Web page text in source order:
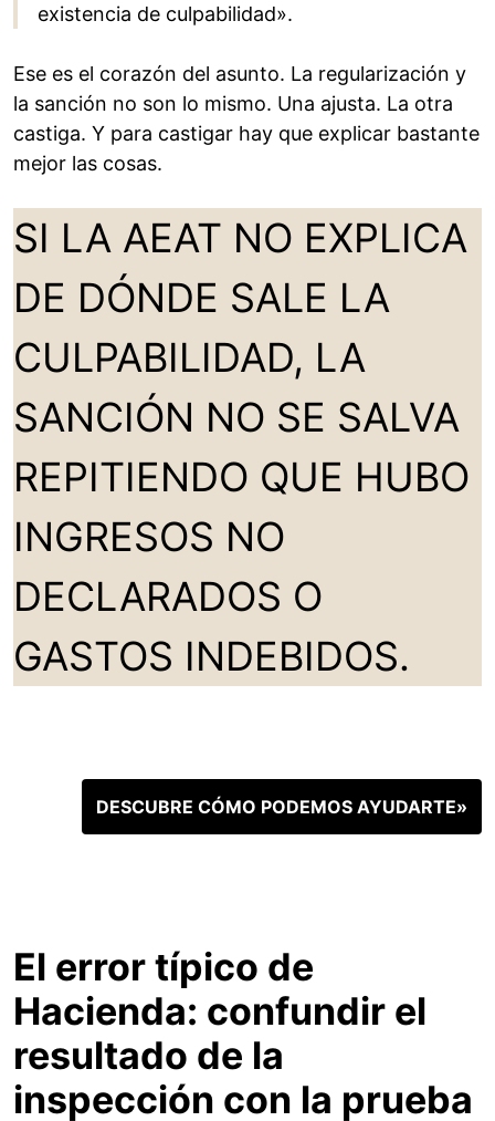
existencia de culpabilidad».
Ese es el corazón del asunto. La regularización y
la sanción no son lo mismo. Una ajusta. La otra
castiga. Y para castigar hay que explicar bastante
mejor las cosas.
SI LA AEAT NO EXPLICA
DE DÓNDE SALE LA
CULPABILIDAD, LA
SANCIÓN NO SE SALVA
REPITIENDO QUE HUBO
INGRESOS NO
DECLARADOS O
GASTOS INDEBIDOS.
DESCUBRE CÓMO PODEMOS AYUDARTE»
El error típico de
Hacienda: confundir el
resultado de la
inspección con la prueba